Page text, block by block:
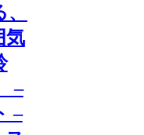
気
–
–